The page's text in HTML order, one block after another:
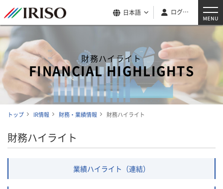
日本語 ログイン
財務ハイライト
FINANCIAL HIGHLIGHTS
トップ IR情報 財務・業績情報 財務ハイライト
財務ハイライト
業績ハイライト（連結）